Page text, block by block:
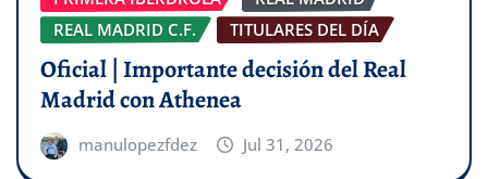
REAL MADRID C.F.
TITULARES DEL DÍA
Oficial | Importante decisión del Real
Madrid con Athenea
manulopezfdez Jul 31, 2026